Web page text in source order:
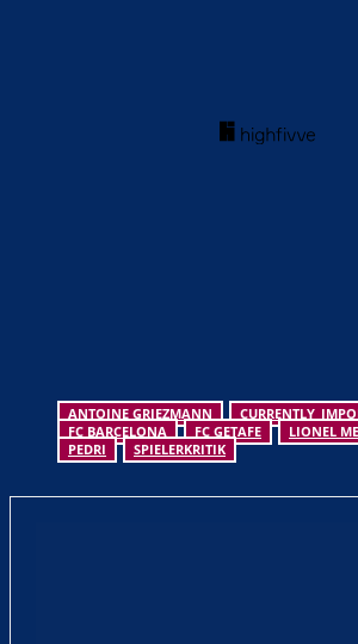
ANTOINE GRIEZMANN
FC BARCELONA
FC GETAFE LIONEL
PEDRI
SPIELERKRITIK